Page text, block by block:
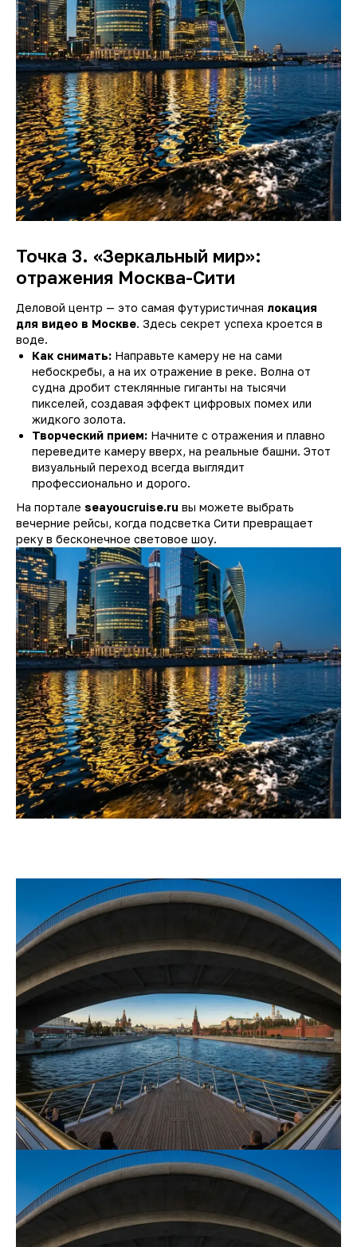
Точка 3. «Зеркальный мир»:
отражения Москва-Сити
Деловой центр — это самая футуристичная локация
для видео в Москве. Здесь секрет успеха кроется в
воде.
Как снимать: Направьте камеру не на сами
небоскребы, а на их отражение в реке. Волна от
судна дробит стеклянные гиганты на тысячи
пикселей, создавая эффект цифровых помех или
жидкого золота.
Творческий прием: Начните с отражения и плавно
переведите камеру вверх, на реальные башни. Этот
визуальный переход всегда выглядит
профессионально и дорого.
На портале seayoucruise.ru вы можете выбрать
вечерние рейсы, когда подсветка Сити превращает
реку в бесконечное световое шоу.